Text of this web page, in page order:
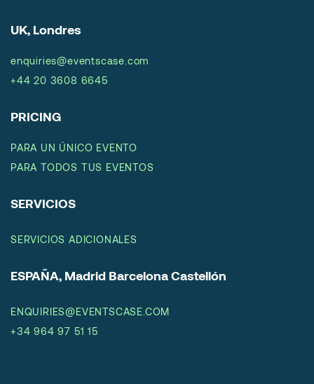
UK, Londres
enquiries@eventscase.com
+44 20 3608 6645
PRICING
PARA UN ÚNICO EVENTO
PARA TODOS TUS EVENTOS
SERVICIOS
SERVICIOS ADICIONALES
ESPAÑA, Madrid Barcelona Castellón
ENQUIRIES@EVENTSCASE.COM
+34 964 97 51 15